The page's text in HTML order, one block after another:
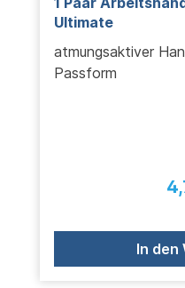
Ultimate
atmungsaktiver
Passform
In den